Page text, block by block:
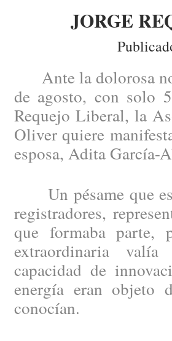
JORGE
Ante la dolorosa
de agosto, con solo
Requejo Liberal, la
Oliver quiere
esposa, Adita García-
Un pésame que es
registradores,
que formaba parte,
extraordinaria
capacidad de
energía eran objeto
conocían.